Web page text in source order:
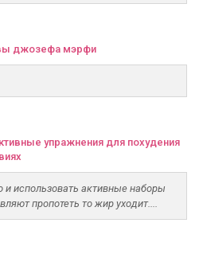
джозефа мэрфи
упражнения для похудения
и использовать активные наборы
пропотеть то жир уходит....